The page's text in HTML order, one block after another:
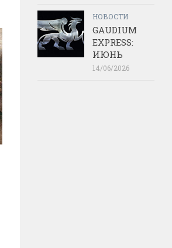
НОВОСТИ
GAUDIUM
EXPRESS:
ИЮНЬ
14/06/2026